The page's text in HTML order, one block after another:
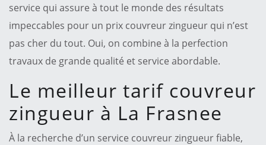
service qui assure à tout le monde des résultats
impeccables pour un prix couvreur zingueur qui n’est
pas cher du tout. Oui, on combine à la perfection
travaux de grande qualité et service abordable.
Le meilleur tarif couvreur
zingueur à La Frasnee
À la recherche d’un service couvreur zingueur fiable,